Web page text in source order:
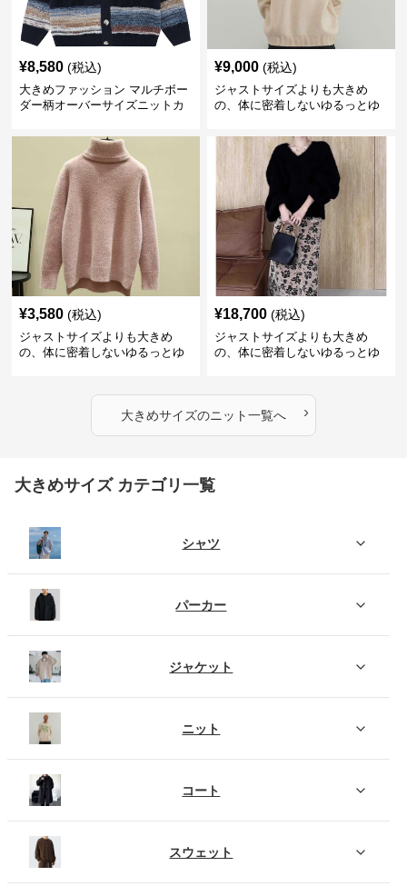
¥8,580 (税込)
大きめファッション マルチボー
ダー柄オーバーサイズニットカ
¥9,000 (税込)
ジャストサイズよりも大きめ
の、体に密着しないゆるっとゆ
ビッグシルエットロゴニット
¥3,580 (税込)
ジャストサイズよりも大きめ
の、体に密着しないゆるっとゆ
¥18,700 (税込)
ジャストサイズよりも大きめ
の、体に密着しないゆるっとゆ
りニット
大きめサイズのニット一覧へ ›
大きめサイズ カテゴリ一覧
シャツ
パーカー
ジャケット
ニット
コート
スウェット